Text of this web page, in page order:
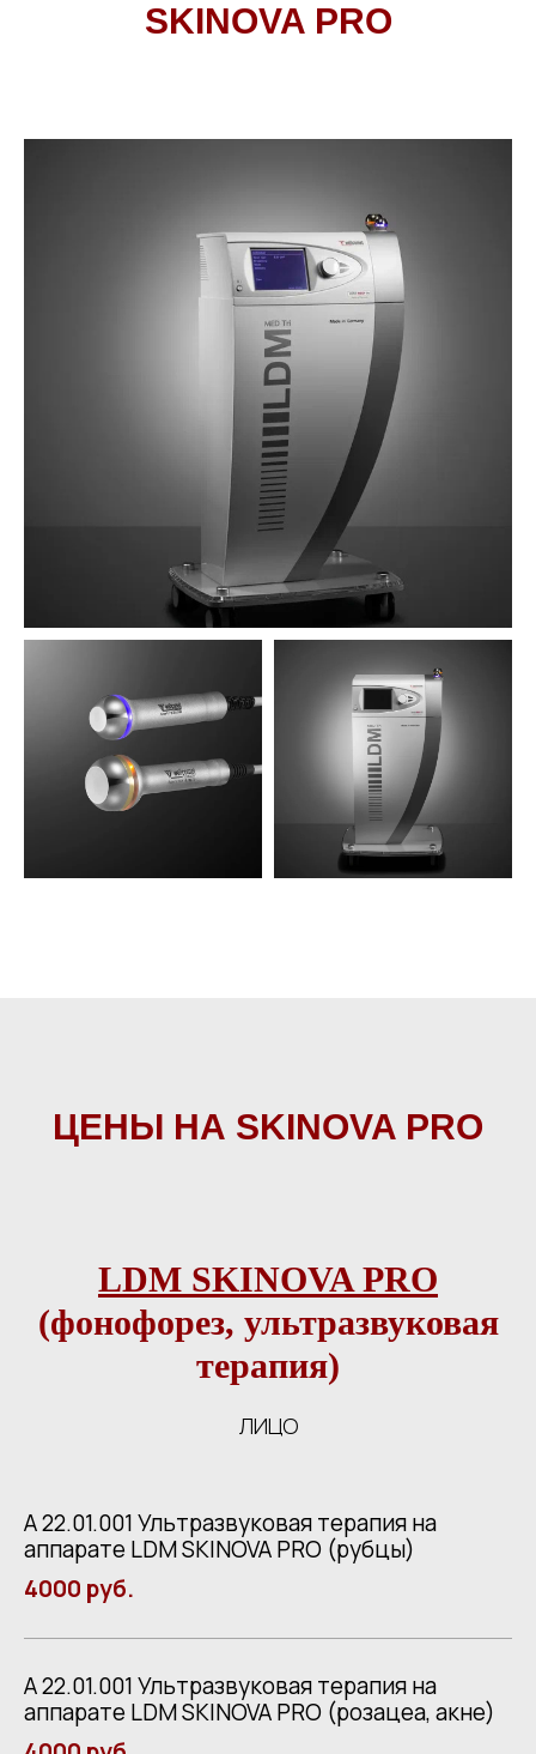
SKINOVA PRO
ЦЕНЫ НА SKINOVA PRO
LDM SKINOVA PRO
(фонофорез, ультразвуковая
терапия)
ЛИЦО
А 22.01.001 Ультразвуковая терапия на
аппарате LDM SKINOVA PRO (рубцы)
4000 руб.
А 22.01.001 Ультразвуковая терапия на
аппарате LDM SKINOVA PRO (розацеа, акне)